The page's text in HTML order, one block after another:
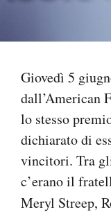
Giovedì 5
dall’American
lo stesso
dichiarato di
vincitori. Tra
c’erano il
Meryl Streep,